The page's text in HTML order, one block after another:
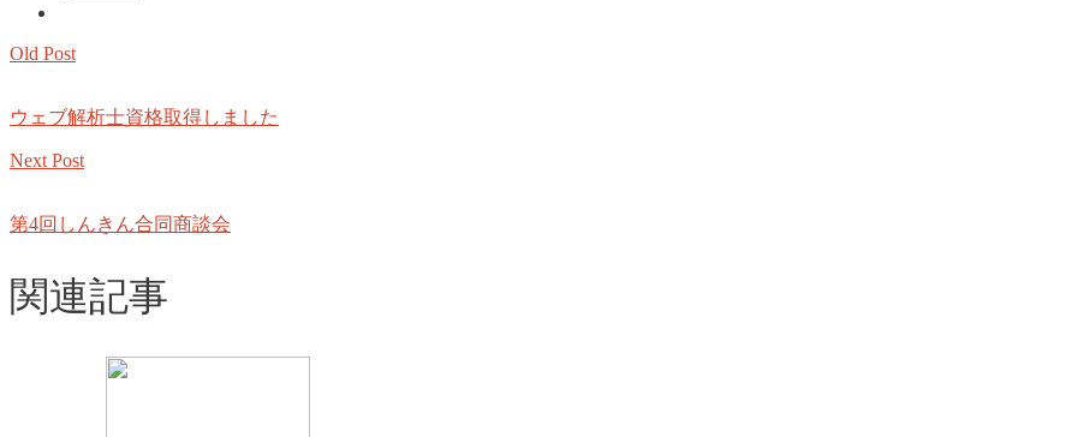
Old Post
ウェブ解析士資格取得しました
Next Post
第4回しんきん合同商談会
関連記事